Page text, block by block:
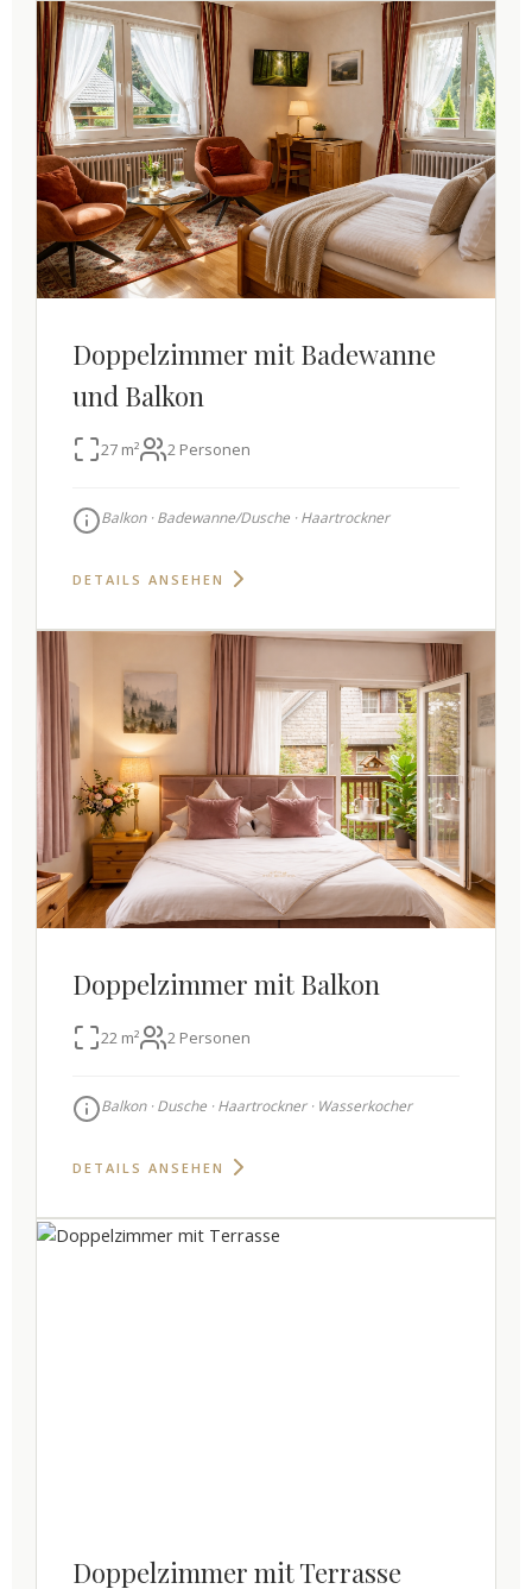
Doppelzimmer mit Badewanne
und Balkon
27 m² 2 Personen
Balkon · Badewanne/Dusche · Haartrockner
DETAILS ANSEHEN
Doppelzimmer mit Balkon
22 m² 2 Personen
Balkon · Dusche · Haartrockner · Wasserkocher
DETAILS ANSEHEN
Doppelzimmer mit Terrasse